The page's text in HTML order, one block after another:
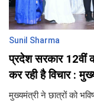
Sunil Sharma
प्रदेश सरकार 12वीं
कर रही है विचार :
मुख्यमंत्री ने छात्रों को